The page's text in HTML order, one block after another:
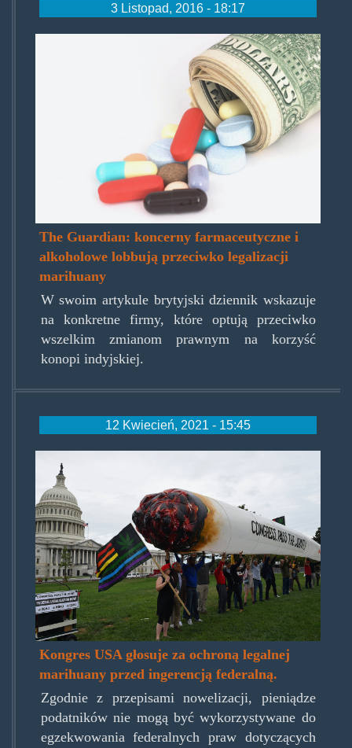
3 Listopad, 2016 - 18:17
The Guardian: koncerny farmaceutyczne i
alkoholowe lobbują przeciwko legalizacji
marihuany
W swoim artykule brytyjski dziennik wskazuje
na konkretne firmy, które optują przeciwko
wszelkim zmianom prawnym na korzyść
konopi indyjskiej.
12 Kwiecień, 2021 - 15:45
passthejoint.jpg
Kongres USA głosuje za ochroną legalnej
marihuany przed ingerencją federalną.
Zgodnie z przepisami nowelizacji, pieniądze
podatników nie mogą być wykorzystywane do
egzekwowania federalnych praw dotyczących